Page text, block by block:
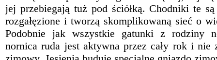
jej przebiegają tuż pod ściółką. Chodniki te
rozgałęzione i tworzą skomplikowaną sieć o
Podobnie jak wszystkie gatunki z rodziny
nornica ruda jest aktywna przez cały rok i nie